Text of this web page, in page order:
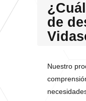
de
Nuestro